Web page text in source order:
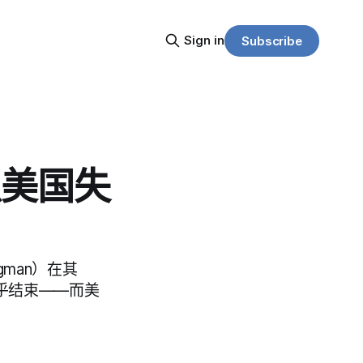
Sign in Subscribe
国失
）在其
结束——而美